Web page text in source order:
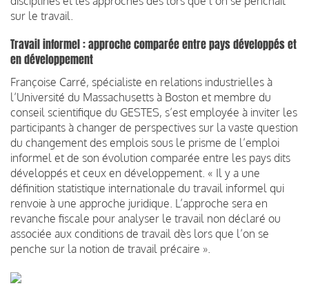
sur le travail.
Travail informel : approche comparée entre pays développés et
en développement
Françoise Carré, spécialiste en relations industrielles à
l’Université du Massachusetts à Boston et membre du
conseil scientifique du GESTES, s’est employée à inviter les
participants à changer de perspectives sur la vaste question
du changement des emplois sous le prisme de l’emploi
informel et de son évolution comparée entre les pays dits
développés et ceux en développement. « Il y a une
définition statistique internationale du travail informel qui
renvoie à une approche juridique. L’approche sera en
revanche fiscale pour analyser le travail non déclaré ou
associée aux conditions de travail dès lors que l’on se
penche sur la notion de travail précaire ».